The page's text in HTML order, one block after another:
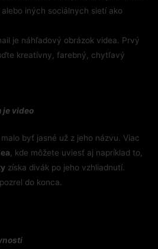
iných sociálnych sietí ako
je náhľadový obrázok videa. Prvý
kreatívny, farebný, chytľavý
je video
byť jasné už z jeho názvu. Viac
, kde môžete uviesť aj napríklad to,
získa divák po jeho vzhliadnutí.
do konca.